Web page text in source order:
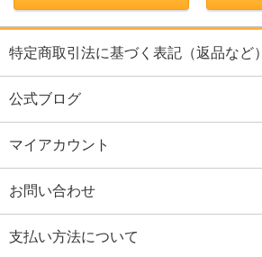
特定商取引法に基づく表記（返品など）
公式ブログ
マイアカウント
お問い合わせ
支払い方法について